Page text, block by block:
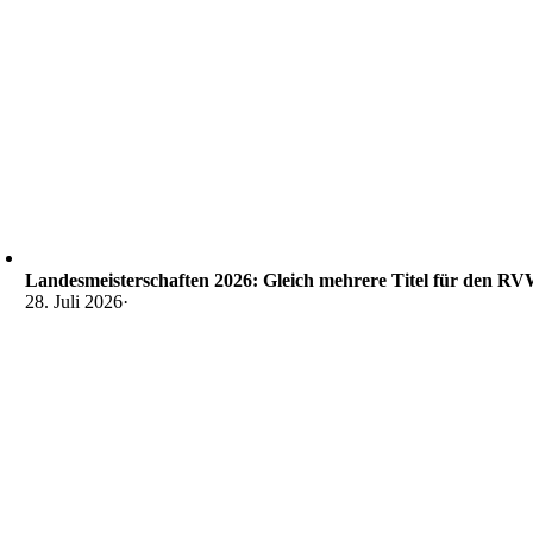
Landesmeisterschaften 2026: Gleich mehrere Titel für den
28. Juli 2026·